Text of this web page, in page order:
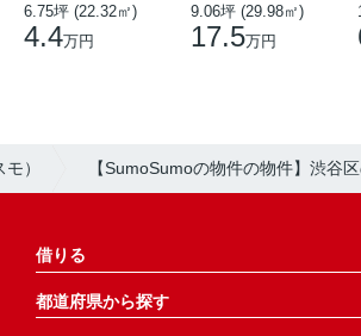
6.75坪 (22.32㎡)
4.4万円
9.06坪 (29.98㎡)
17.5万円
） 【SumoSumoの物件の物件】渋谷
借りる
都道府県から探す